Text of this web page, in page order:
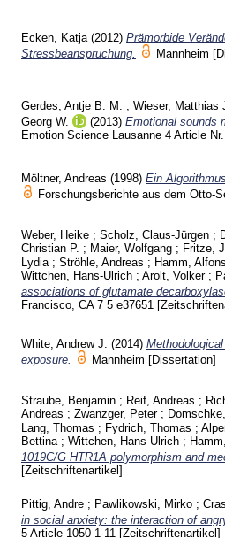
Ecken, Katja (2012) Prämorbide
Stressbeanspruchung.
Mannheim
Gerdes, Antje B. M. ; Wieser, Matthias
Georg W.
(2013) Emotional sounds
Emotion Science Lausanne 4 Article Nr.
Möltner, Andreas (1998) Ein
Forschungsberichte aus dem Otto-
Weber, Heike ; Scholz, Claus-Jürgen ;
Christian P. ; Maier, Wolfgang ; Fritze,
Lydia ; Ströhle, Andreas ; Hamm,
Wittchen, Hans-Ulrich ; Arolt, Volker;
associations of glutamate
Francisco, CA 7 5 e37651
White, Andrew J. (2014)
exposure.
Mannheim [Dissertation]
Straube, Benjamin ; Reif, Andreas ;
Andreas ; Zwanzger, Peter;
Lang, Thomas ; Fydrich, Thomas ;
Bettina; Wittchen, Hans-Ulrich ;
1019C/G HTR1A polymorphism and
[Zeitschriftenartikel]
Pittig, Andre ; Pawlikowski, Mirko ;
in social anxiety: the interaction of
5 Article 1050 1-11 [Zeitschriftenartikel]